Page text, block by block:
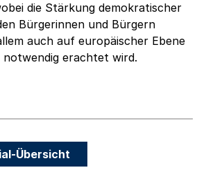
die Stärkung demokratischer
Bürgerinnen und Bürgern
auch auf europäischer Ebene
notwendig erachtet wird.
Übersicht